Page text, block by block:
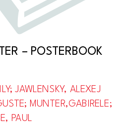
– POSTERBOOK
JAWLENSKY, ALEXEJ
MUNTER,GABIRELE;
PAUL